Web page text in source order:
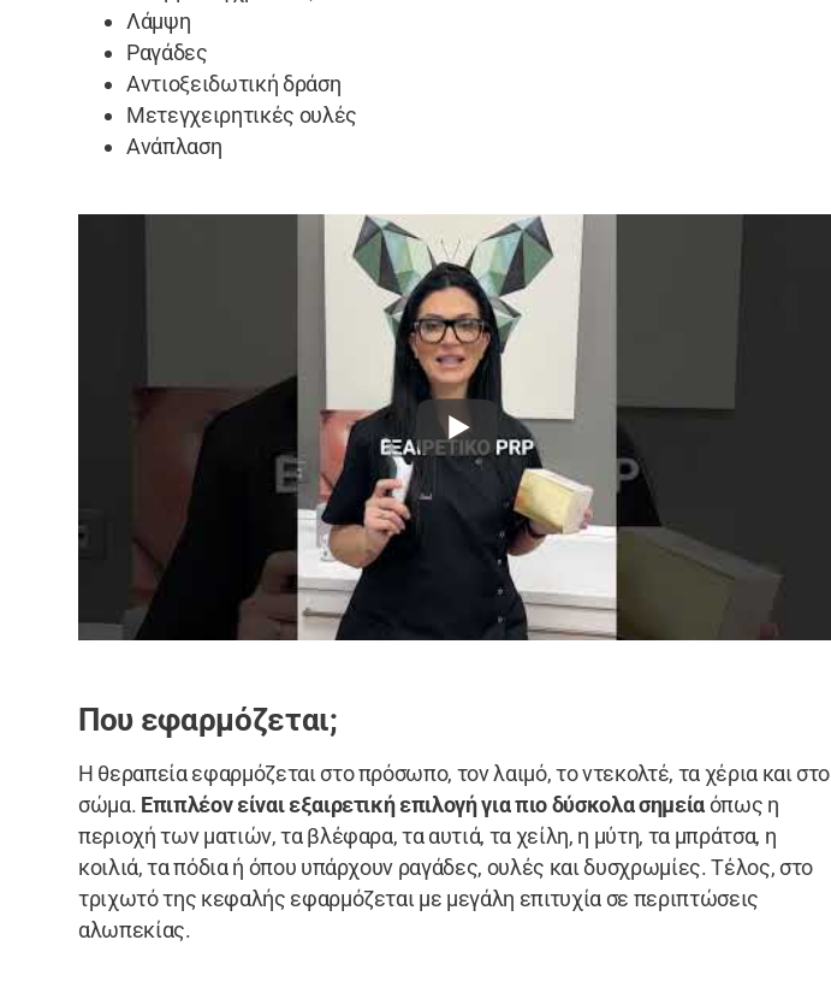
Λάμψη
Ραγάδες
Αντιοξειδωτική δράση
Μετεγχειρητικές ουλές
Ανάπλαση
Που εφαρμόζεται;
Η θεραπεία εφαρμόζεται στο πρόσωπο, τον λαιμό, το ντεκολτέ, τα χέρια και στο
σώμα. Επιπλέον είναι εξαιρετική επιλογή για πιο δύσκολα σημείαόπως η
περιοχή των ματιών, τα βλέφαρα, τα αυτιά, τα χείλη, η μύτη, τα μπράτσα, η
κοιλιά, τα πόδια ή όπου υπάρχουν ραγάδες, ουλές και δυσχρωμίες. Τέλος, στο
τριχωτό της κεφαλής εφαρμόζεται με μεγάλη επιτυχία σε περιπτώσεις
αλωπεκίας.